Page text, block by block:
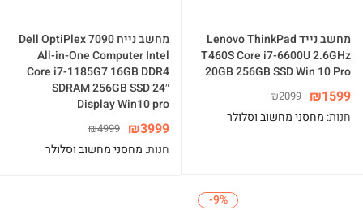
מחשב נייד Lenovo ThinkPad
T460S Core i7-6600U 2.6GHz
20GB 256GB SSD Win 10 Pro
₪1599
₪2099
חנות: מחסני מחשוב וסלולר
מחשב נייח Dell OptiPlex 7090
All-in-One Computer Intel
Core i7-1185G7 16GB DDR4
SDRAM 256GB SSD 24″
Display Win10 pro
₪3999
₪4999
חנות: מחסני מחשוב וסלולר
-9%